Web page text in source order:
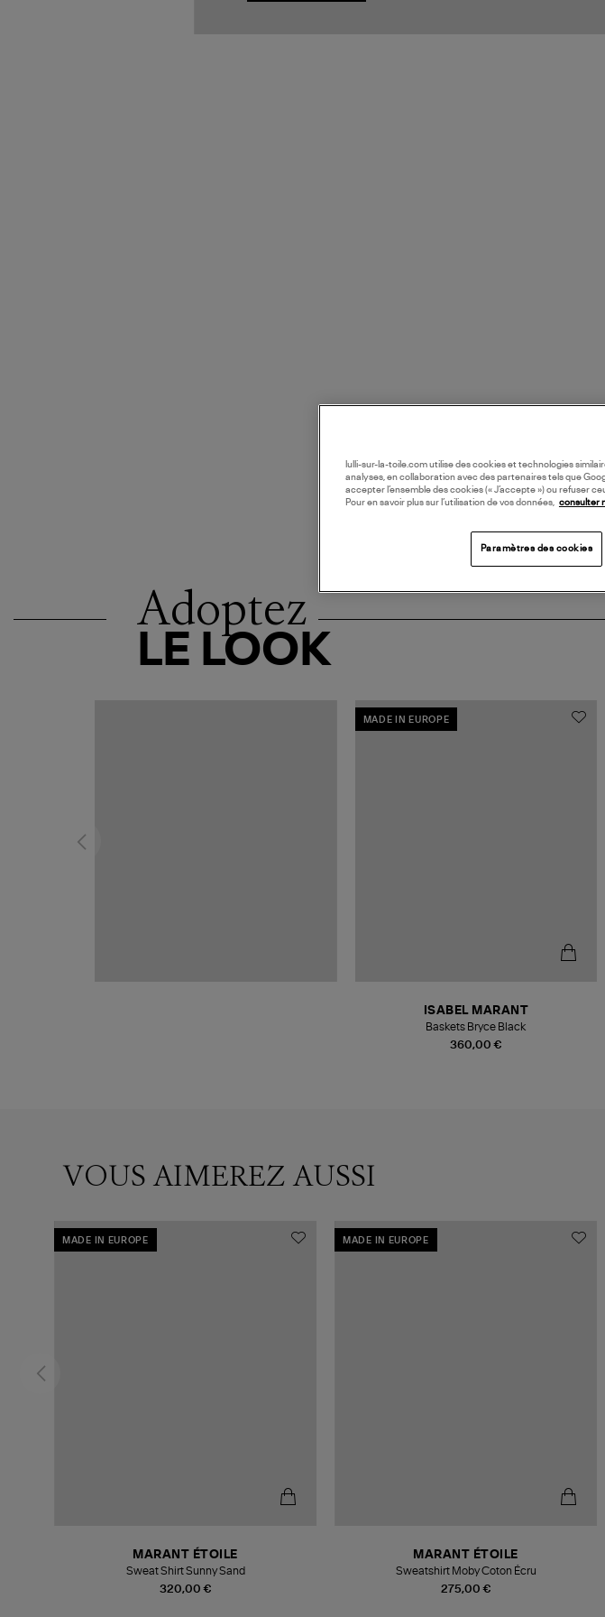
Adoptez
LE LOOK
MADE IN EUROPE
360,00 €
ISABEL MARANT
Baskets Bryce Black
VOUS AIMEREZ AUSSI
MADE IN EUROPE
320,00 €
MARANT ÉTOILE
Sweat Shirt Sunny Sand
MADE IN EUROPE
275,00 €
MARANT ÉTOILE
Sweatshirt Moby Coton Écru
lulli-sur-la-toile.com utilise des cookies et technologies
analyses, en collaboration avec des partenaires tels que
accepter l’ensemble des cookies (« J’accepte ») ou refuser
Pour en savoir plus sur l’utilisation de vos données, consulter
Paramètres des cookies